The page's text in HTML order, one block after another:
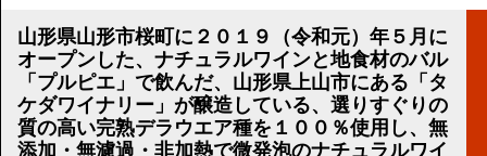
リンク集
顧問契約について
講演のご案内
山形県山形市桜町に２０１９（令和元）年５月に
オープンした、ナチュラルワインと地食材のバル
「プルピエ」で飲んだ、山形県上山市にある「タ
ケダワイナリー」が醸造している、選りすぐりの
質の高い完熟デラウエア種を１００％使用し、無
添加・無濾過・非加熱で微発泡のナチュラルワイ